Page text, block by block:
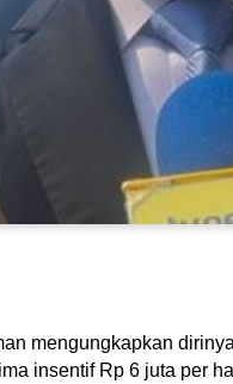
mengungkapkan
insentif Rp 6 juta per